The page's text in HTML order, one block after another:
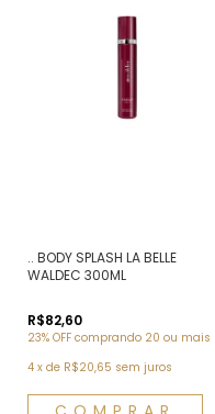
.. BODY SPLASH LA BELLE
WALDEC 300ML
R$82,60
23% OFF comprando 20 ou mais
4 x de R$20,65 sem juros